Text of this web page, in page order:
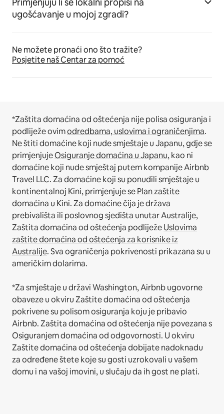
Primjenjuju li se lokalni propisi na
ugošćavanje u mojoj zgradi?
Ne možete pronaći ono što tražite?
Posjetite naš Centar za pomoć
*Zaštita domaćina od oštećenja nije polisa osiguranja i
podliježe ovimodredbama, uslovima i ograničenjima.
Ne štiti domaćine koji nude smještaje u Japanu, gdje se
primjenjujeOsiguranje domaćina u Japanu, kao ni
domaćine koji nude smještaj putem kompanije Airbnb
Travel LLC.Za domaćine koji su ponudili smještaje u
kontinentalnoj Kini, primjenjuje sePlan zaštite
domaćina u Kini.Za domaćine čija je država
prebivališta ili poslovnog sjedišta unutar Australije,
Zaštita domaćina od oštećenja podliježeUslovima
zaštite domaćina od oštećenja za korisnike iz
Australije. Sva ograničenja pokrivenosti prikazana su u
američkim dolarima.
*Za smještaje u državi Washington, Airbnb ugovorne
obaveze u okviru Zaštite domaćina od oštećenja
pokrivene su polisom osiguranja koju je pribavio
Airbnb. Zaštita domaćina od oštećenja nije povezana s
Osiguranjem domaćina od odgovornosti. U okviru
Zaštite domaćina od oštećenja dobijate nadoknadu
za određene štete koje su gosti uzrokovali u vašem
domu i na vašoj imovini, u slučaju da ih gost ne plati.